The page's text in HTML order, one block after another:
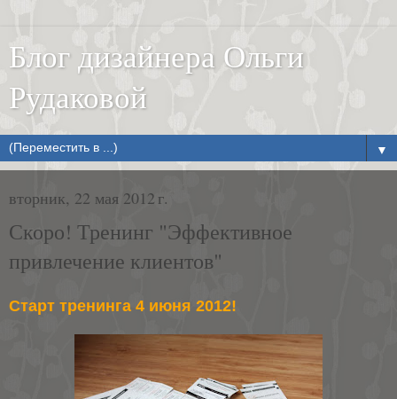
Блог дизайнера Ольги
Рудаковой
▼
вторник, 22 мая 2012 г.
Скоро! Тренинг "Эффективное
привлечение клиентов"
Старт тренинга 4 июня 2012!